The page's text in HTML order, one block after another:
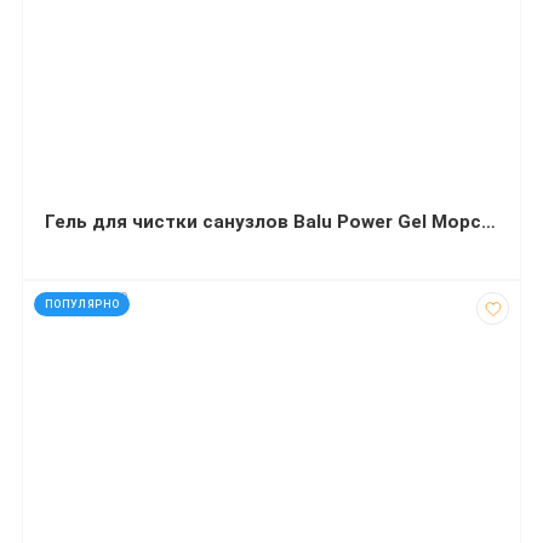
Гель для чистки санузлов Balu Power Gel Морской бриз 1л
ПОПУЛЯРНО
код: 272669